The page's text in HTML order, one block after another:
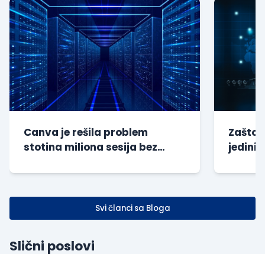
Canva je rešila problem
stotina miliona sesija bez
Zašto
jedini
Svi članci sa Bloga
Slični poslovi